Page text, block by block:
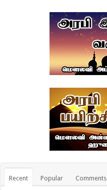
Recent Popular Comments